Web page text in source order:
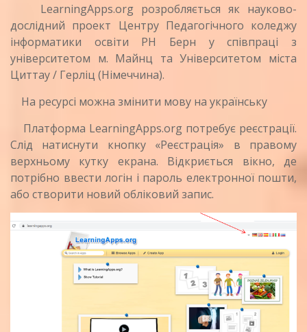
LearningApps.org розробляється як науково-
дослідний проект Центру Педагогічного коледжу
інформатики освіти PH Берн у співпраці з
університетом м. Майнц та Університетом міста
Циттау / Герліц (Німеччина).
На ресурсі можна змінити мову на українську
Платформа LearningApps.org потребує реєстрації.
Слід натиснути кнопку «Реєстрація» в правому
верхньому кутку екрана. Відкриється вікно, де
потрібно ввести логін і пароль електронної пошти,
або створити новий обліковий запис.